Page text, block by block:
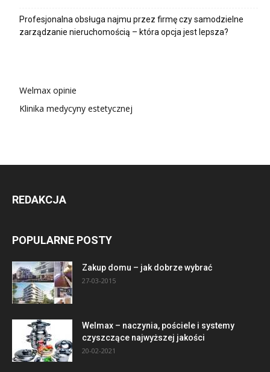
Profesjonalna obsługa najmu przez firmę czy samodzielne
zarządzanie nieruchomością – która opcja jest lepsza?
Welmax opinie
Klinika medycyny estetycznej
REDAKCJA
POPULARNE POSTY
Zakup domu – jak dobrze wybrać
27-03-2015
Welmax – naczynia, pościele i systemy
czyszczące najwyższej jakości
20-02-2021